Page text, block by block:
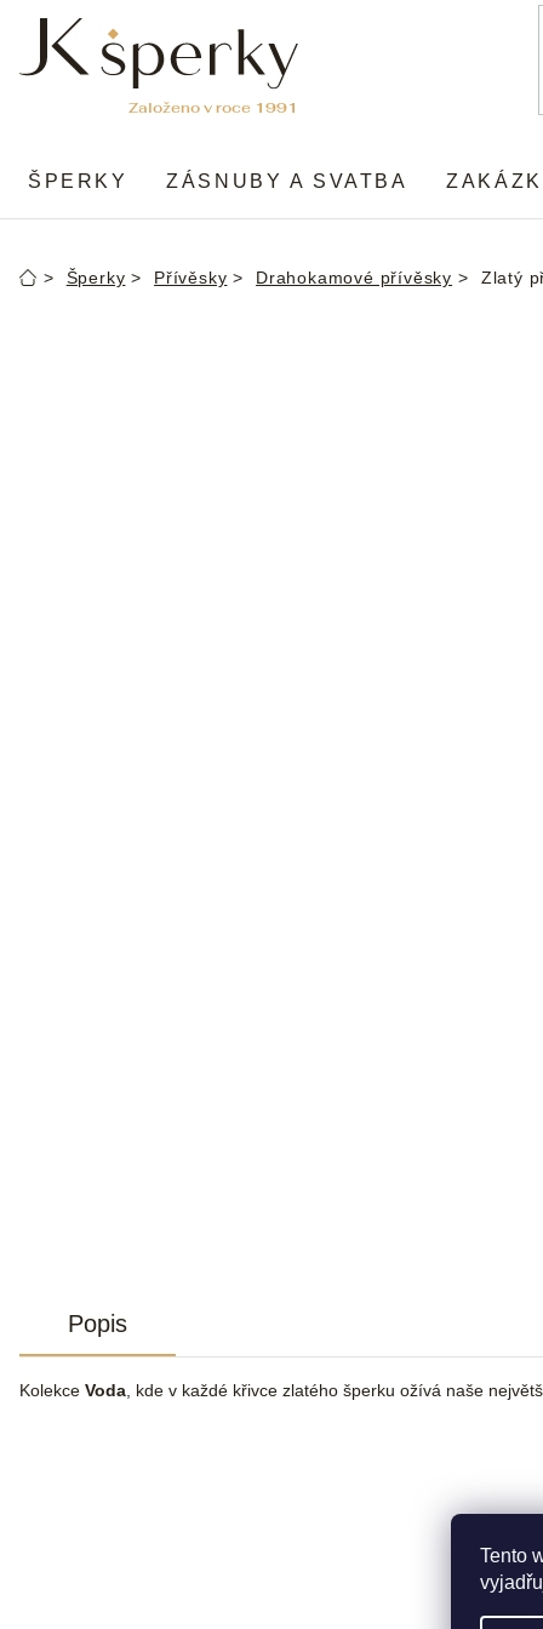
Tento
obsah
ŠPERKY ZÁSNUBY A SVATBA
DomůŠperky Přívěsky Drahokamové přívěsky Zlatý
Popis
Kolekce Voda , kde v každé křivce zlatého šperku ožívá naše